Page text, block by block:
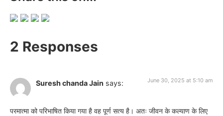
2 Responses
Suresh chanda Jain says: June 30, 2025 at 5:10 am
परमात्मा को परिभाषित किया गया है वह पूर्ण सत्य है। अतः जीवन के कल्याण के लिए